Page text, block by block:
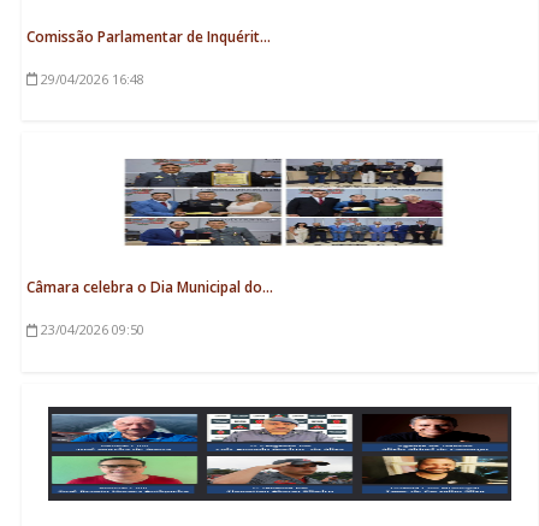
Comissão Parlamentar de Inquérit...
29/04/2026 16:48
Câmara celebra o Dia Municipal do...
23/04/2026 09:50